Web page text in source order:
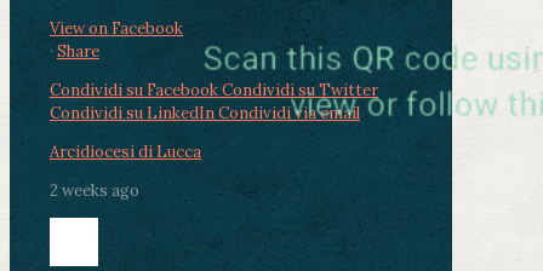
View on Facebook
· Share
Condividi su FacebookCondividi su Twitter
Condividi su LinkedInCondividi via email
Arcidiocesi di Lucca
2 weeks ago